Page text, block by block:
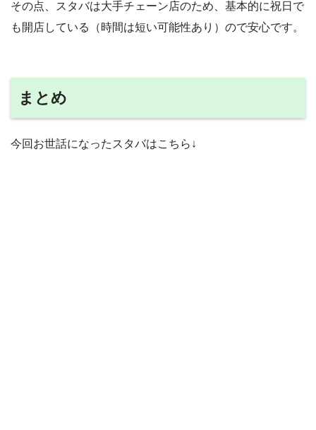
その点、スタバは大手チェーン店のため、基本的に祝日で
も開店している（時間は短い可能性あり）ので安心です。
まとめ
今回お世話になったスタバはこちら↓